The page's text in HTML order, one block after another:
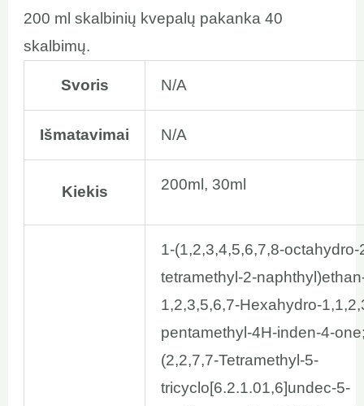
200 ml skalbinių kvepalų pakanka 40
skalbimų.
Svoris N/A
Išmatavimai N/A
Kiekis 200ml, 30ml
1-(1,2,3,4,5,6,7,8-octahydro-
tetramethyl-2-
1,2,3,5,6,7-Hexahydro-
pentamethyl-4H-inden-4-
(2,2,7,7-Tetramethyl-5-
tricyclo[6.2.1.01,6]undec-5-